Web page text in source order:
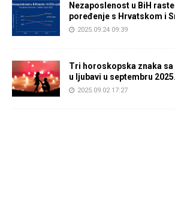
Nezaposlenost u BiH
poređenje s Hrvatskom i
2025.09.24 09:39
Tri horoskopska znaka
u ljubavi u septembru 2025.
2025.09.02 17:27